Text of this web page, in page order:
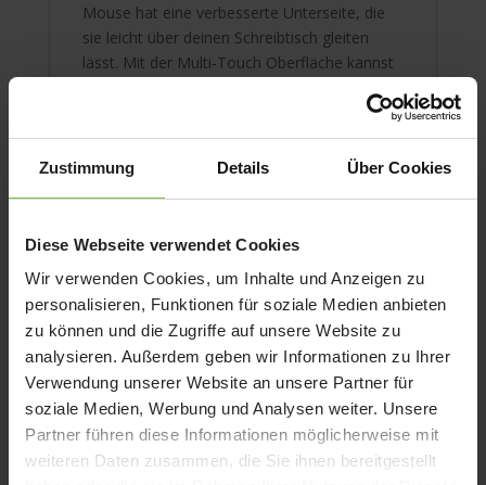
Zustimmung Details Über Cookies
Diese Webseite verwendet Cookies
Wir verwenden Cookies, um Inhalte und Anzeigen zu
personalisieren, Funktionen für soziale Medien anbieten
zu können und die Zugriffe auf unsere Website zu
analysieren. Außerdem geben wir Informationen zu Ihrer
Verwendung unserer Website an unsere Partner für
soziale Medien, Werbung und Analysen weiter. Unsere
Partner führen diese Informationen möglicherweise mit
weiteren Daten zusammen, die Sie ihnen bereitgestellt
Mouse hat eine verbesserte Unterseite, die
sie leicht über deinen Schreibtisch gleiten
lässt. Mit der Multi‑Touch Oberfläche kannst
Webseiten streichen oder durch Dokumente
scrollen.
Mit der aufladbaren Batterie kannst du deine
musst. Die Magic Mouse ist sofort einsatz­
deinem Mac. Sie kommt mit einem gewebten
USB‑C Ladekabel, das du zum Laden und
Koppeln über einen USB‑C Anschluss mit
dem Mac verbinden kannst.